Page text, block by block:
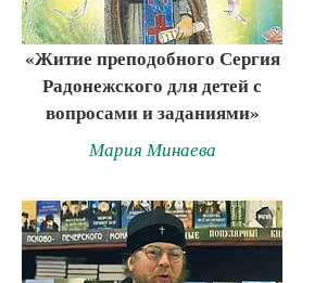
«Житие преподобного Сергия
Радонежского для детей с
вопросами и заданиями»
Мария Минаева